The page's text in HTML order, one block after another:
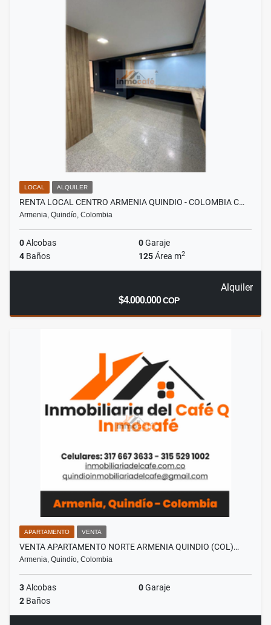
LOCAL ALQUILER
RENTA LOCAL CENTRO ARMENIA QUINDIO - COLOMBIA C…
Armenia, Quindío, Colombia
0Alcobas 0Garaje
4 Baños 125Área m2
Alquiler
$4.000.000COP
APARTAMENTO VENTA
VENTA APARTAMENTO NORTE ARMENIA QUINDIO (COL)…
Armenia, Quindío, Colombia
3Alcobas 0Garaje
2 Baños